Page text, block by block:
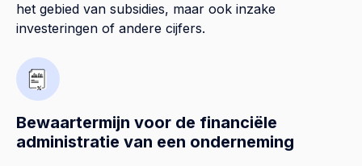
het gebied van subsidies, maar ook inzake
investeringen of andere cijfers.
Bewaartermijn voor de financiële
administratie van een onderneming